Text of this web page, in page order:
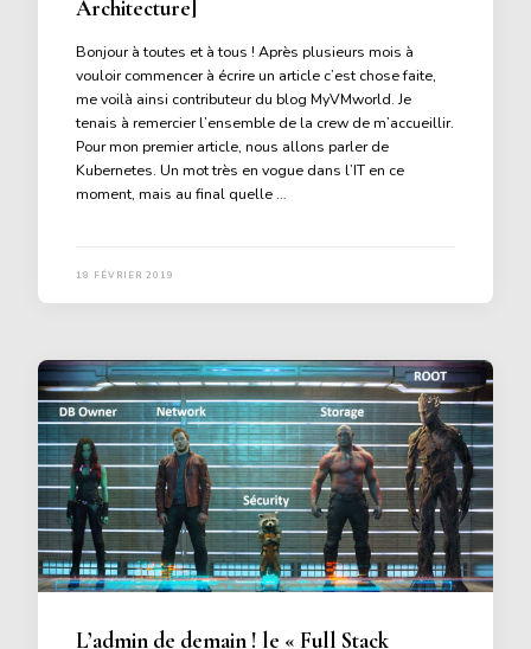
Architecture]
Bonjour à toutes et à tous ! Après plusieurs mois à
vouloir commencer à écrire un article c’est chose faite,
me voilà ainsi contributeur du blog MyVMworld. Je
tenais à remercier l’ensemble de la crew de m’accueillir.
Pour mon premier article, nous allons parler de
Kubernetes. Un mot très en vogue dans l’IT en ce
moment, mais au final quelle …
18 FÉVRIER 2019
L’admin de demain ! le « Full Stack